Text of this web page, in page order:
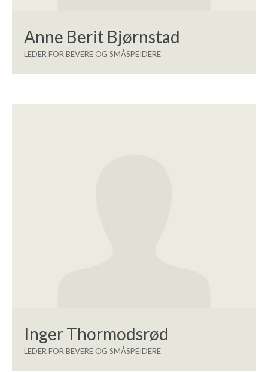
Anne Berit Bjørnstad
LEDER FOR BEVERE OG SMÅSPEIDERE
Inger Thormodsrød
LEDER FOR BEVERE OG SMÅSPEIDERE